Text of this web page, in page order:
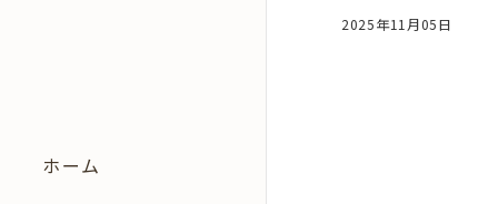
ホーム
2025年11月05日